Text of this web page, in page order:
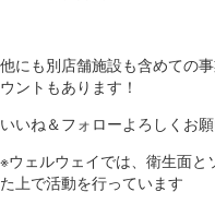
他にも別店舗施設も含めての
ウントもあります！
いいね＆フォローよろしくお
※ウェルウェイでは、衛生面と
た上で活動を行っています